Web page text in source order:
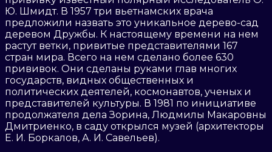
Ю. Шмидт. В 1957 три вьетнамских врача
предложили назвать это уникальное дерево-сад
деревом Дружбы. К настоящему времени на нем
растут ветки, привитые представителями 167
стран мира. Всего на нем сделано более 630
прививок. Они сделаны руками глав многих
государств, видных общественных и
политических деятелей, космонавтов, ученых и
представителей культуры. В 1981 по инициативе
продолжателя дела Зорина, Людмилы Макаровны
Дмитриенко, в саду открылся музей (архитекторы
Е. И. Боркалов, А. И. Савельев).